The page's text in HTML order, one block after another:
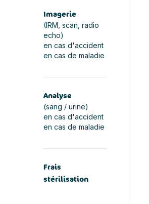
Imagerie
(IRM, scan, radio
echo)
en cas d'accident
en cas de maladie
Analyse
(sang / urine)
en cas d'accident
en cas de maladie
Frais
stérilisation